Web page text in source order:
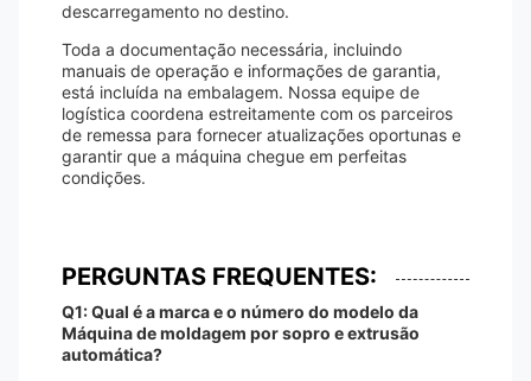
descarregamento no destino.
Toda a documentação necessária, incluindo
manuais de operação e informações de garantia,
está incluída na embalagem. Nossa equipe de
logística coordena estreitamente com os parceiros
de remessa para fornecer atualizações oportunas e
garantir que a máquina chegue em perfeitas
condições.
PERGUNTAS FREQUENTES:
Q1: Qual é a marca e o número do modelo da
Máquina de moldagem por sopro e extrusão
automática?